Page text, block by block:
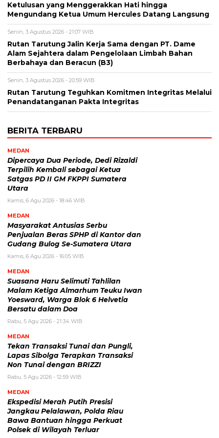
Ketulusan yang Menggerakkan Hati hingga
Mengundang Ketua Umum Hercules Datang Langsung
Senin, 3 Agustus 2026 - 21:07 WIB
Rutan Tarutung Jalin Kerja Sama dengan PT. Dame
Alam Sejahtera dalam Pengelolaan Limbah Bahan
Berbahaya dan Beracun (B3)
Senin, 3 Agustus 2026 - 20:59 WIB
Rutan Tarutung Teguhkan Komitmen Integritas Melalui
Penandatanganan Pakta Integritas
BERITA TERBARU
MEDAN
Dipercaya Dua Periode, Dedi Rizaldi
Terpilih Kembali sebagai Ketua
Satgas PD II GM FKPPI Sumatera
Utara
Kamis, 6 Agu 2026 - 18:46 WIB
MEDAN
Masyarakat Antusias Serbu
Penjualan Beras SPHP di Kantor dan
Gudang Bulog Se-Sumatera Utara
Kamis, 6 Agu 2026 - 16:05 WIB
MEDAN
Suasana Haru Selimuti Tahlilan
Malam Ketiga Almarhum Teuku Iwan
Yoesward, Warga Blok 6 Helvetia
Bersatu dalam Doa
Rabu, 5 Agu 2026 - 21:34 WIB
MEDAN
Tekan Transaksi Tunai dan Pungli,
Lapas Sibolga Terapkan Transaksi
Non Tunai dengan BRIZZI
Rabu, 5 Agu 2026 - 12:59 WIB
MEDAN
Ekspedisi Merah Putih Presisi
Jangkau Pelalawan, Polda Riau
Bawa Bantuan hingga Perkuat
Polsek di Wilayah Terluar